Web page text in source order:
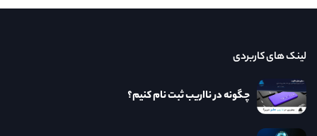
لینک های کاربردی
چگونه در نااریب ثبت نام کنیم؟